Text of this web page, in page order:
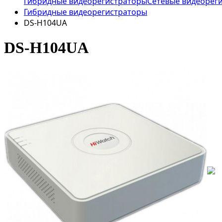
Гибридные видеорегистраторы
DS-H104UA
DS-H104UA